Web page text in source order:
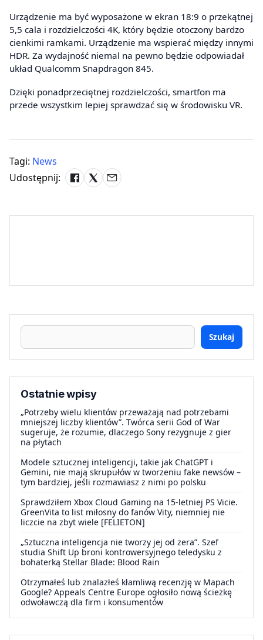
Urządzenie ma być wyposażone w ekran 18:9 o przekątnej
5,5 cala i rozdzielczości 4K, który będzie otoczony bardzo
cienkimi ramkami. Urządzenie ma wspierać między innymi
HDR. Za wydajność niemal na pewno będzie odpowiadał
układ Qualcomm Snapdragon 845.
Dzięki ponadprzeciętnej rozdzielczości, smartfon ma
przede wszystkim lepiej sprawdzać się w środowisku VR.
Tagi: News
Udostępnij:
Szukaj
Ostatnie wpisy
„Potrzeby wielu klientów przeważają nad potrzebami
mniejszej liczby klientów”. Twórca serii God of War
sugeruje, że rozumie, dlaczego Sony rezygnuje z gier
na płytach
Modele sztucznej inteligencji, takie jak ChatGPT i
Gemini, nie mają skrupułów w tworzeniu fake newsów –
tym bardziej, jeśli rozmawiasz z nimi po polsku
Sprawdziłem Xbox Cloud Gaming na 15-letniej PS Vicie.
GreenVita to list miłosny do fanów Vity, niemniej nie
liczcie na zbyt wiele [FELIETON]
„Sztuczna inteligencja nie tworzy jej od zera”. Szef
studia Shift Up broni kontrowersyjnego teledysku z
bohaterką Stellar Blade: Blood Rain
Otrzymałeś lub znalazłeś kłamliwą recenzję w Mapach
Google? Appeals Centre Europe ogłosiło nową ścieżkę
odwoławczą dla firm i konsumentów